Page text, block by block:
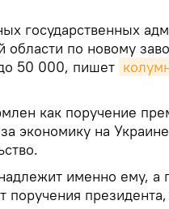
государственных
области по новому
50 000, пишет
как поручение
экономику на
именно ему, а